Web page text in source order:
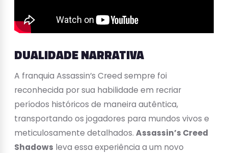
DUALIDADE NARRATIVA
A franquia Assassin’s Creed sempre foi
reconhecida por sua habilidade em recriar
períodos históricos de maneira autêntica,
transportando os jogadores para mundos vivos e
meticulosamente detalhados. Assassin’s Creed
Shadows leva essa experiência a um novo